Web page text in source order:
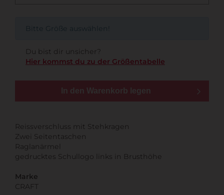
Bitte Größe auswählen!
Du bist dir unsicher?
Hier kommst du zu der Größentabelle
In den Warenkorb legen
Reissverschluss mit Stehkragen
Zwei Seitentaschen
Raglanärmel
gedrucktes Schullogo links in Brusthöhe
Marke
CRAFT